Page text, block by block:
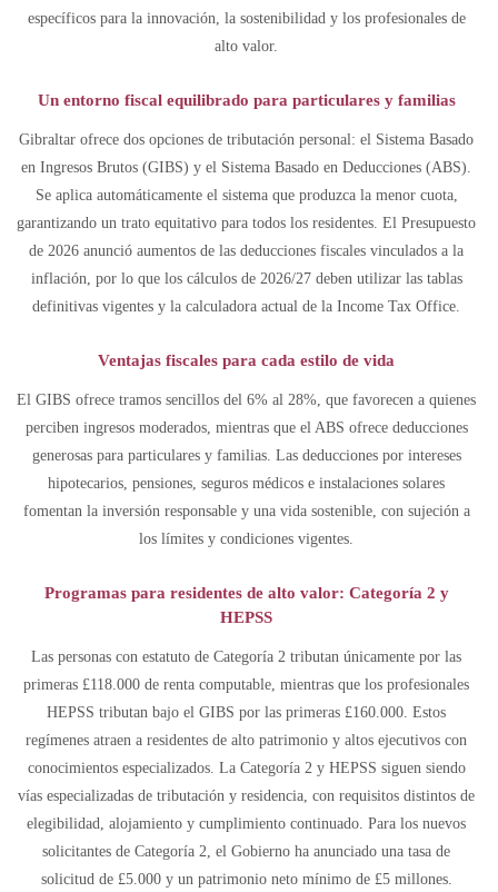
específicos para la innovación, la sostenibilidad y los profesionales de
alto valor.
Un entorno fiscal equilibrado para particulares y familias
Gibraltar ofrece dos opciones de tributación personal: el Sistema Basado
en Ingresos Brutos (GIBS) y el Sistema Basado en Deducciones (ABS).
Se aplica automáticamente el sistema que produzca la menor cuota,
garantizando un trato equitativo para todos los residentes. El Presupuesto
de 2026 anunció aumentos de las deducciones fiscales vinculados a la
inflación, por lo que los cálculos de 2026/27 deben utilizar las tablas
definitivas vigentes y la calculadora actual de la Income Tax Office.
Ventajas fiscales para cada estilo de vida
El GIBS ofrece tramos sencillos del 6% al 28%, que favorecen a quienes
perciben ingresos moderados, mientras que el ABS ofrece deducciones
generosas para particulares y familias. Las deducciones por intereses
hipotecarios, pensiones, seguros médicos e instalaciones solares
fomentan la inversión responsable y una vida sostenible, con sujeción a
los límites y condiciones vigentes.
Programas para residentes de alto valor: Categoría 2 y
HEPSS
Las personas con estatuto de Categoría 2 tributan únicamente por las
primeras £118.000 de renta computable, mientras que los profesionales
HEPSS tributan bajo el GIBS por las primeras £160.000. Estos
regímenes atraen a residentes de alto patrimonio y altos ejecutivos con
conocimientos especializados. La Categoría 2 y HEPSS siguen siendo
vías especializadas de tributación y residencia, con requisitos distintos de
elegibilidad, alojamiento y cumplimiento continuado. Para los nuevos
solicitantes de Categoría 2, el Gobierno ha anunciado una tasa de
solicitud de £5.000 y un patrimonio neto mínimo de £5 millones.